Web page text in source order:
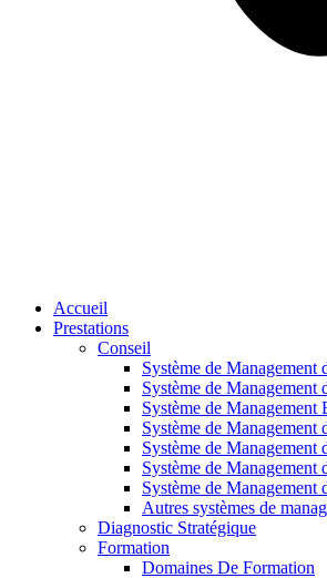
Accueil
Prestations
Conseil
Système de Management
Système de Management
Système de Management
Système de Management
Système de Management
Système de Management
Système de Management
Autres systèmes de
Diagnostic Stratégique
Formation
Domaines De Formation